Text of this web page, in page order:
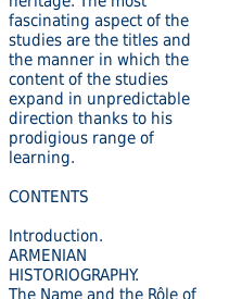
fascinating aspect of the
studies are the titles and
the manner in which the
content of the studies
expand in unpredictable
direction thanks to his
prodigious range of
learning.
CONTENTS
Introduction.
ARMENIAN
HISTORIOGRAPHY.
The Name and the Rôle of